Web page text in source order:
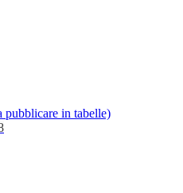
pubblicare in tabelle)